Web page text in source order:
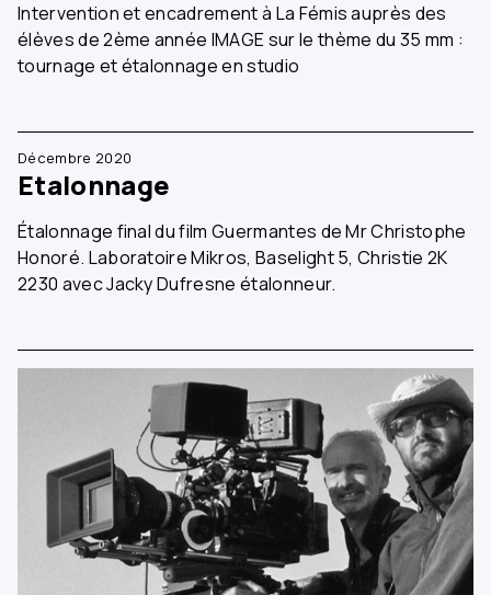
Intervention et encadrement à La Fémis auprès des
élèves de 2ème année IMAGE sur le thème du 35 mm :
tournage et étalonnage en studio
Décembre 2020
Etalonnage
Étalonnage final du film Guermantes de Mr Christophe
Honoré. Laboratoire Mikros, Baselight 5, Christie 2K
2230 avec Jacky Dufresne étalonneur.